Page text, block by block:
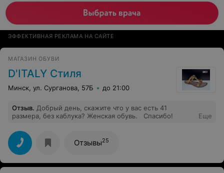
ЭФФЕКТИВНАЯ РЕКЛАМА НА САЙТЕ
МАГАЗИН ОБУВИ
D'ITALY Стиля
Минск, ул. Сурганова, 57Б до 21:00
Отзыв. Добрый день, скажите что у вас есть 41
размера, без каблука? Женская обувь. Спасибо!
Еще
Отзывы25